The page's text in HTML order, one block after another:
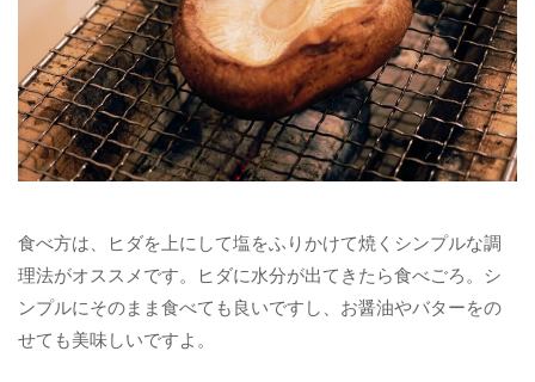
食べ方は、ヒダを上にして塩をふりかけて焼くシンプルな調
理法がオススメです。ヒダに水分が出てきたら食べごろ。シ
ンプルにそのまま食べても良いですし、お醤油やバターをの
せても美味しいですよ。